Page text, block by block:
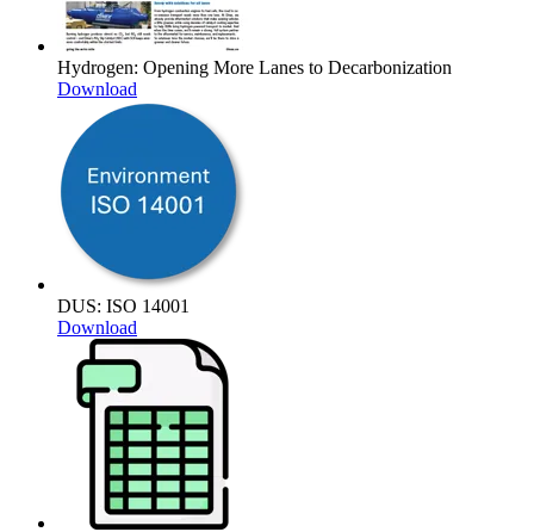
Hydrogen: Opening More Lanes to Decarbonization
Download
DUS: ISO 14001
Download